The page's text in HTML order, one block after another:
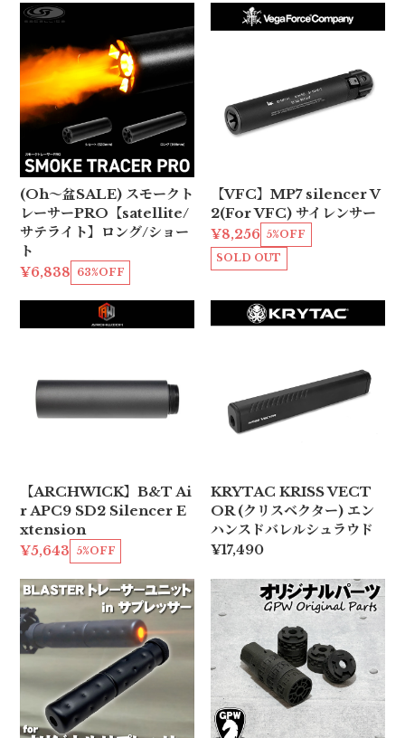
(Oh〜盆SALE) スモークト
レーサーPRO【satellite/
サテライト】ロング/ショー
ト
¥6,838 63%OFF
【VFC】MP7 silencer V
2(For VFC) サイレンサー
¥8,256 5%OFF
SOLD OUT
【ARCHWICK】B&T Ai
r APC9 SD2 Silencer E
xtension
¥5,643 5%OFF
KRYTAC KRISS VECT
OR (クリスベクター) エン
ハンスドバレルシュラウド
¥17,490